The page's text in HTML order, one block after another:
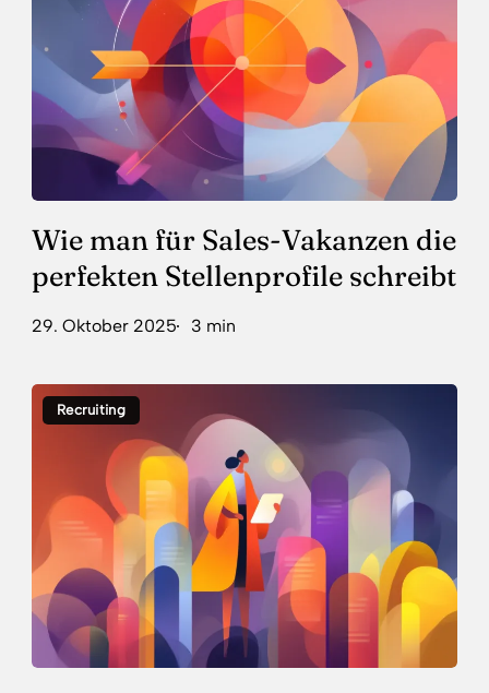
perfekten
Stellenprofile
schreibt
Wie man für Sales-Vakanzen die
perfekten Stellenprofile schreibt
29. Oktober 2025 3 min
Warum
Buchhalter­
stellen
oft
hakt
Recruiting